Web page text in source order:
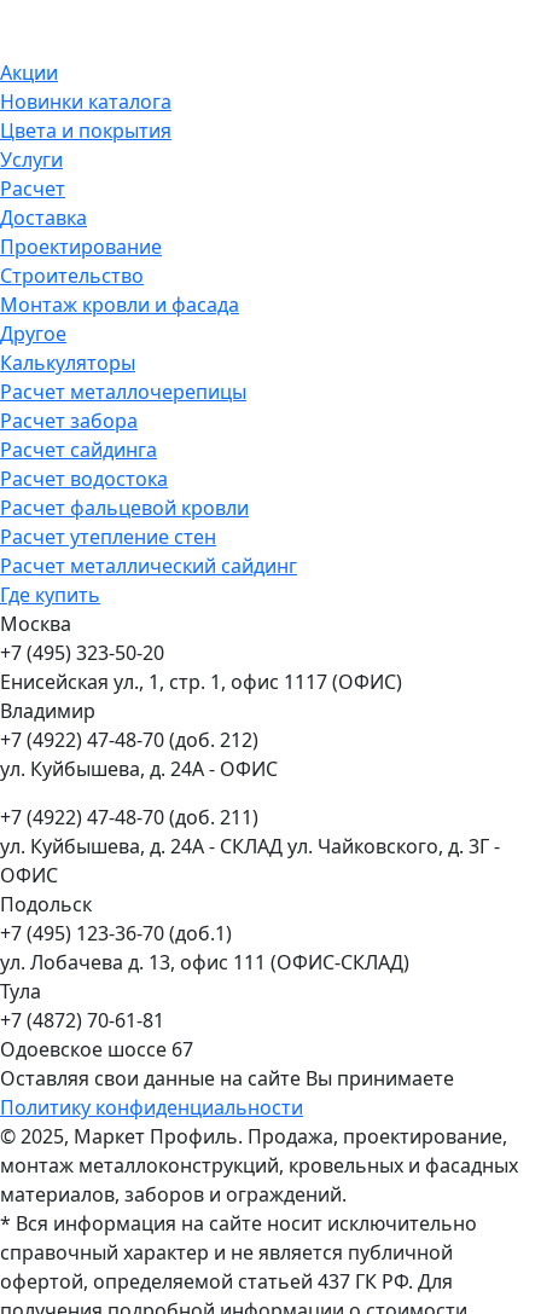
Акции
Новинки каталога
Цвета и покрытия
Услуги
Расчет
Доставка
Проектирование
Строительство
Монтаж кровли и фасада
Другое
Калькуляторы
Расчет металлочерепицы
Расчет забора
Расчет сайдинга
Расчет водостока
Расчет фальцевой кровли
Расчет утепление стен
Расчет металлический сайдинг
Где купить
Москва
+7 (495) 323-50-20
Енисейская ул., 1, стр. 1, офис 1117 (ОФИС)
Владимир
+7 (4922) 47-48-70 (доб. 212)
ул. Куйбышева, д. 24А - ОФИС
+7 (4922) 47-48-70 (доб. 211)
ул. Куйбышева, д. 24А - СКЛАД ул. Чайковского, д. 3Г -
ОФИС
Подольск
+7 (495) 123-36-70 (доб.1)
ул. Лобачева д. 13, офис 111 (ОФИС-СКЛАД)
Тула
+7 (4872) 70-61-81
Одоевское шоссе 67
Оставляя свои данные на сайте Вы принимаете
Политику конфиденциальности
© 2025, Маркет Профиль. Продажа, проектирование,
монтаж металлоконструкций, кровельных и фасадных
материалов, заборов и ограждений.
* Вся информация на сайте носит исключительно
справочный характер и не является публичной
офертой, определяемой статьей 437 ГК РФ. Для